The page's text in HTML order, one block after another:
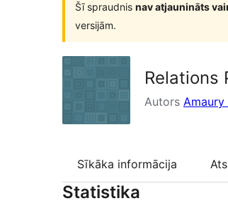
Šī spraudnis nav atjaunināts
versijām.
Relations
Autors Amaury
Sīkāka informācija
Statistika